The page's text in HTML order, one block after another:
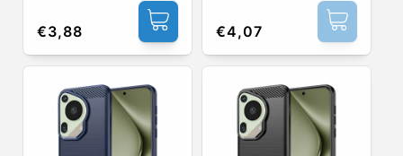
Preço
normal
€3,88
Preço
normal
€4,07